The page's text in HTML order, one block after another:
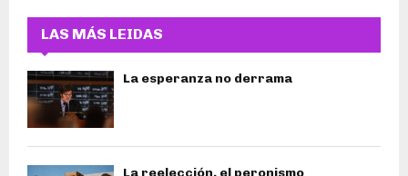
LAS MÁS LEIDAS
La esperanza no derrama